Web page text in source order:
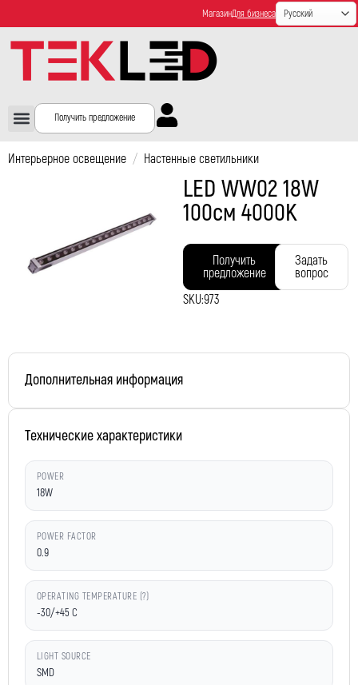
МагазинДля бизнеса
Получить предложение
Интерьерное освещение / Настенные светильники
LED WW02 18W
100см 4000K
Получить
предложение
Задать
вопрос
SKU:973
Дополнительная информация
Технические характеристики
POWER
18W
POWER FACTOR
0.9
OPERATING TEMPERATURE (?)
-30/+45 C
LIGHT SOURCE
SMD